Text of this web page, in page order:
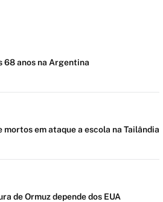
68 anos na Argentina
mortos em ataque a escola na Tailândia
de Ormuz depende dos EUA